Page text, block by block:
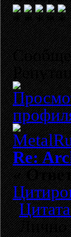
Re:
«
Лично